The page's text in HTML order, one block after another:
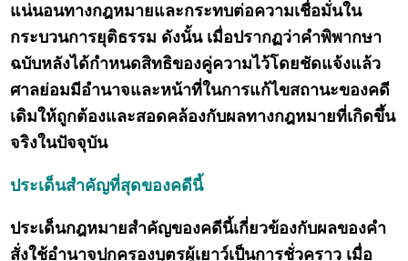
แน่นอนทางกฎหมายและกระทบต่อความเชื่อมั่นใน
กระบวนการยุติธรรม ดังนั้น เมื่อปรากฏว่าคำพิพากษา
ฉบับหลังได้กำหนดสิทธิของคู่ความไว้โดยชัดแจ้งแล้ว
ศาลย่อมมีอำนาจและหน้าที่ในการแก้ไขสถานะของคดี
เดิมให้ถูกต้องและสอดคล้องกับผลทางกฎหมายที่เกิดขึ้น
จริงในปัจจุบัน
ประเด็นสำคัญที่สุดของคดีนี้
ประเด็นกฎหมายสำคัญของคดีนี้เกี่ยวข้องกับผลของคำ
สั่งใช้อำนาจปกครองบุตรผู้เยาว์เป็นการชั่วคราว เมื่อ